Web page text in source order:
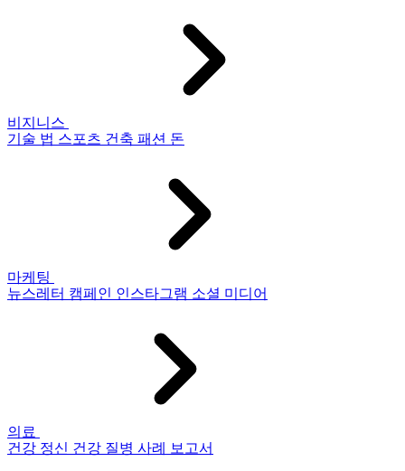
비지니스
기술 법 스포츠 건축 패션 돈
마케팅
뉴스레터 캠페인 인스타그램 소셜 미디어
의료
건강 정신 건강 질병 사례 보고서